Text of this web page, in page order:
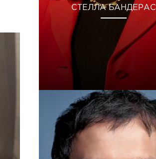
СТЕЛЛА БАНДЕРАС